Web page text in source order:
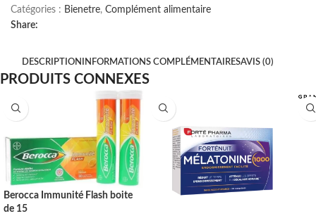
Catégories : Bienetre, Complément alimentaire
Share:
DESCRIPTION INFORMATIONS COMPLÉMENTAIRESAVIS (0)
PRODUITS CONNEXES
Berocca Immunité Flash boite
de 15